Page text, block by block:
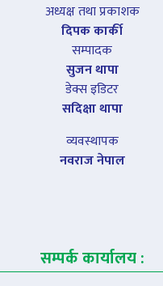
अध्यक्ष तथा प्रकाशक
दिपक कार्की
सम्पादक
सुजन थापा
डेक्स इडिटर
सदिक्षा थापा
व्यवस्थापक
नवराज नेपाल
सम्पर्क कार्यालय :